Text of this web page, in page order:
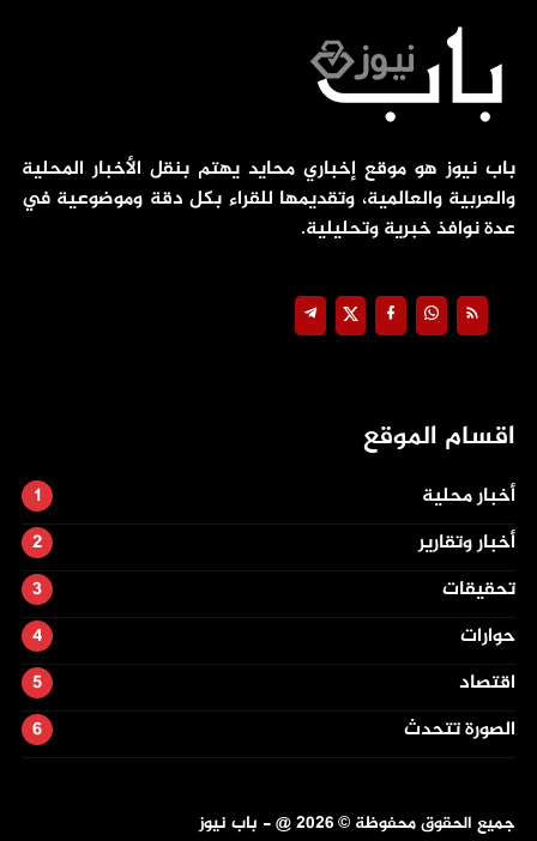
باب نيوز هو موقع إخباري محايد يهتم بنقل الأخبار المحلية
والعربية والعالمية، وتقديمها للقراء بكل دقة وموضوعية في
عدة نوافذ خبرية وتحليلية.
اقسام الموقع
أخبار محلية
أخبار وتقارير
تحقيقات
حوارات
اقتصاد
الصورة تتحدث
جميع الحقوق محفوظة ©2026@ - باب نيوز